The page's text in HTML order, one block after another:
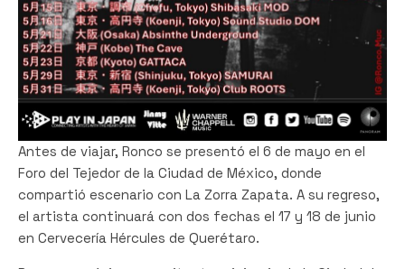
Antes de viajar, Ronco se presentó el 6 de mayo en el
Foro del Tejedor de la Ciudad de México, donde
compartió escenario con La Zorra Zapata. A su regreso,
el artista continuará con dos fechas el 17 y 18 de junio
en Cervecería Hércules de Querétaro.